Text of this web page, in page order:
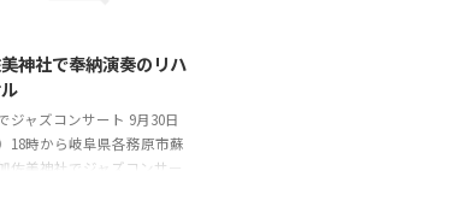
神社で奉納演奏のリハ
ジャズコンサート 9月30日
）18時から岐阜県各務原市蘇
佐美神社でジャズコンサー